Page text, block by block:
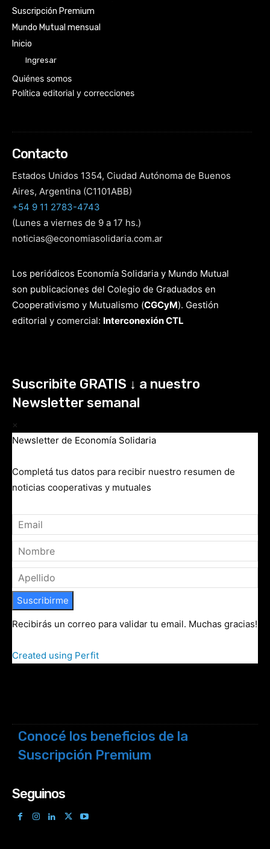
Suscripción Premium
Mundo Mutual mensual
Inicio
Ingresar
Quiénes somos
Política editorial y correcciones
Contacto
Estados Unidos 1354, Ciudad Autónoma de Buenos
Aires, Argentina (C1101ABB)
+54 9 11 2783-4743
(Lunes a viernes de 9 a 17 hs.)
noticias@economiasolidaria.com.ar
Los periódicos Economía Solidaria y Mundo Mutual
son publicaciones del Colegio de Graduados en
Cooperativismo y Mutualismo (CGCyM). Gestión
editorial y comercial: Interconexión CTL
Suscribite GRATIS ↓ a nuestro
Newsletter semanal
×
Newsletter de Economía Solidaria
Completá tus datos para recibir nuestro resumen de
noticias cooperativas y mutuales
Suscribirme
Recibirás un correo para validar tu email. Muchas gracias!
Created using Perfit
Conocé los beneficios de la
Suscripción Premium
Seguinos